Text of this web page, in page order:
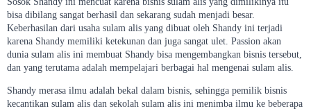
bisa dibilang sangat berhasil dan sekarang sudah menjadi besar.
Keberhasilan dari usaha sulam alis yang dibuat oleh Shandy ini terjadi
karena Shandy memiliki ketekunan dan juga sangat ulet. Passion akan
dunia sulam alis ini membuat Shandy bisa mengembangkan bisnis tersebut,
dan yang terutama adalah mempelajari berbagai hal mengenai sulam alis.
Shandy merasa ilmu adalah bekal dalam bisnis, sehingga pemilik bisnis
kecantikan sulam alis dan sekolah sulam alis ini menimba ilmu ke beberapa